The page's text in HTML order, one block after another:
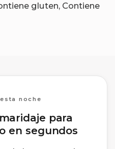
gluten, Contiene
noche
para
en segundos